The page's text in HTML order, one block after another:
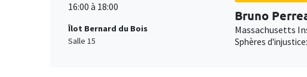
16:00 à 18:00
Îlot Bernard du Bois
Salle 15
Bruno
Massachusetts
Sphères